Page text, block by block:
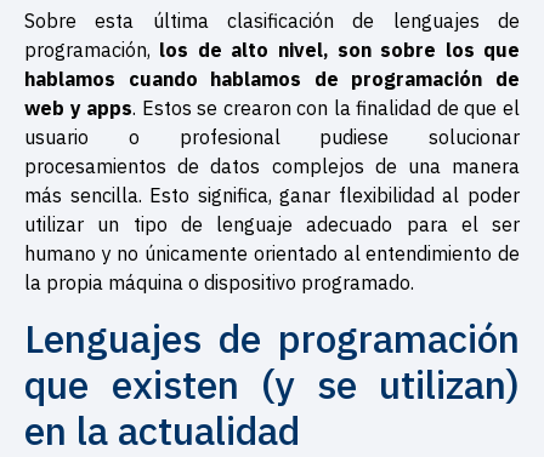
Sobre esta última clasificación de lenguajes de
programación, los de alto nivel, son sobre los que
hablamos cuando hablamos de programación de
web y apps. Estos se crearon con la finalidad de que el
usuario o profesional pudiese solucionar
procesamientos de datos complejos de una manera
más sencilla. Esto significa, ganar flexibilidad al poder
utilizar un tipo de lenguaje adecuado para el ser
humano y no únicamente orientado al entendimiento de
la propia máquina o dispositivo programado.
Lenguajes de programación
que existen (y se utilizan)
en la actualidad